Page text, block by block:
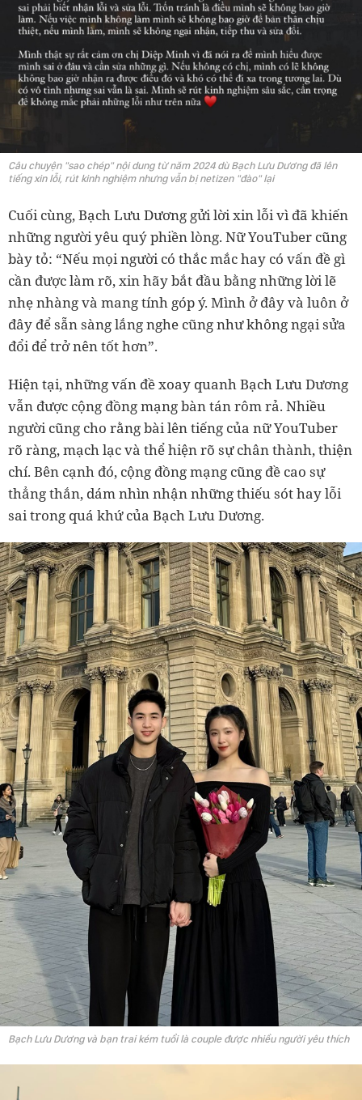
Câu chuyện "sao chép" nội dung từ năm 2024 dù Bạch Lưu Dương đã lên
tiếng xin lỗi, rút kinh nghiệm nhưng vẫn bị netizen "đào" lại
Cuối cùng, Bạch Lưu Dương gửi lời xin lỗi vì đã khiến
những người yêu quý phiền lòng. Nữ YouTuber cũng
bày tỏ: “Nếu mọi người có thắc mắc hay có vấn đề gì
cần được làm rõ, xin hãy bắt đầu bằng những lời lẽ
nhẹ nhàng và mang tính góp ý. Mình ở đây và luôn ở
đây để sẵn sàng lắng nghe cũng như không ngại sửa
đổi để trở nên tốt hơn”.
Hiện tại, những vấn đề xoay quanh Bạch Lưu Dương
vẫn được cộng đồng mạng bàn tán rôm rả. Nhiều
người cũng cho rằng bài lên tiếng của nữ YouTuber
rõ ràng, mạch lạc và thể hiện rõ sự chân thành, thiện
chí. Bên cạnh đó, cộng đồng mạng cũng đề cao sự
thẳng thắn, dám nhìn nhận những thiếu sót hay lỗi
sai trong quá khứ của Bạch Lưu Dương.
Bạch Lưu Dương và bạn trai kém tuổi là couple được nhiều người yêu thích